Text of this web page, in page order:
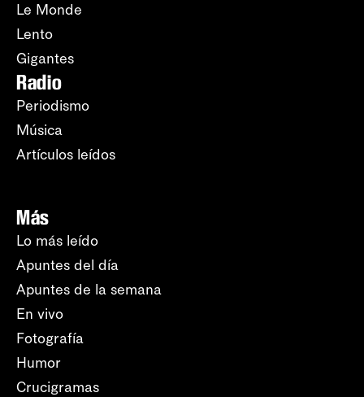
Le Monde
Lento
Gigantes
Radio
Periodismo
Música
Artículos leídos
Más
Lo más leído
Apuntes del día
Apuntes de la semana
En vivo
Fotografía
Humor
Crucigramas